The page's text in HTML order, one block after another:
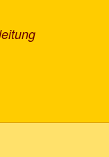
Akademie für Entwicklungsbegleitung